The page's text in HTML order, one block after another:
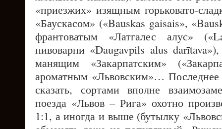
«приезжих» изящным горьковато-
«Баускасом» («Bauskas gaisais»,
франтоватым «Латгалес алус»
пивоварни «Daugavpils alus
манящим «Закарпатским»
ароматным «Львовским»…
сказать, сортами вполне
поезда «Львов – Рига» охотно
1:1, а иногда и выше (бутылку